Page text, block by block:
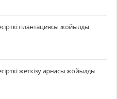
плантациясы жойылды
жеткізу арнасы жойылды